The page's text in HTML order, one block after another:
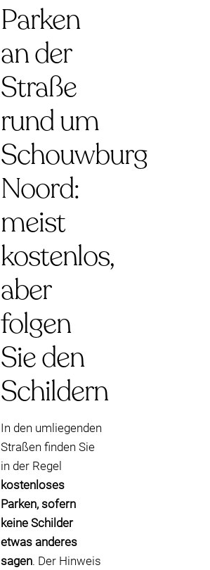
Parken
an der
Straße
rund um
Schouwburg
Noord:
meist
kostenlos,
aber
folgen
Sie den
Schildern
In den umliegenden
Straßen finden Sie
in der Regel
kostenloses
Parken, sofern
keine Schilder
etwas anderes
sagen. Der Hinweis